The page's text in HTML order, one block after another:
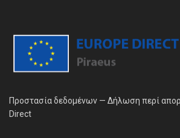
Προστασία δεδομένων — Δήλωση περί
Direct